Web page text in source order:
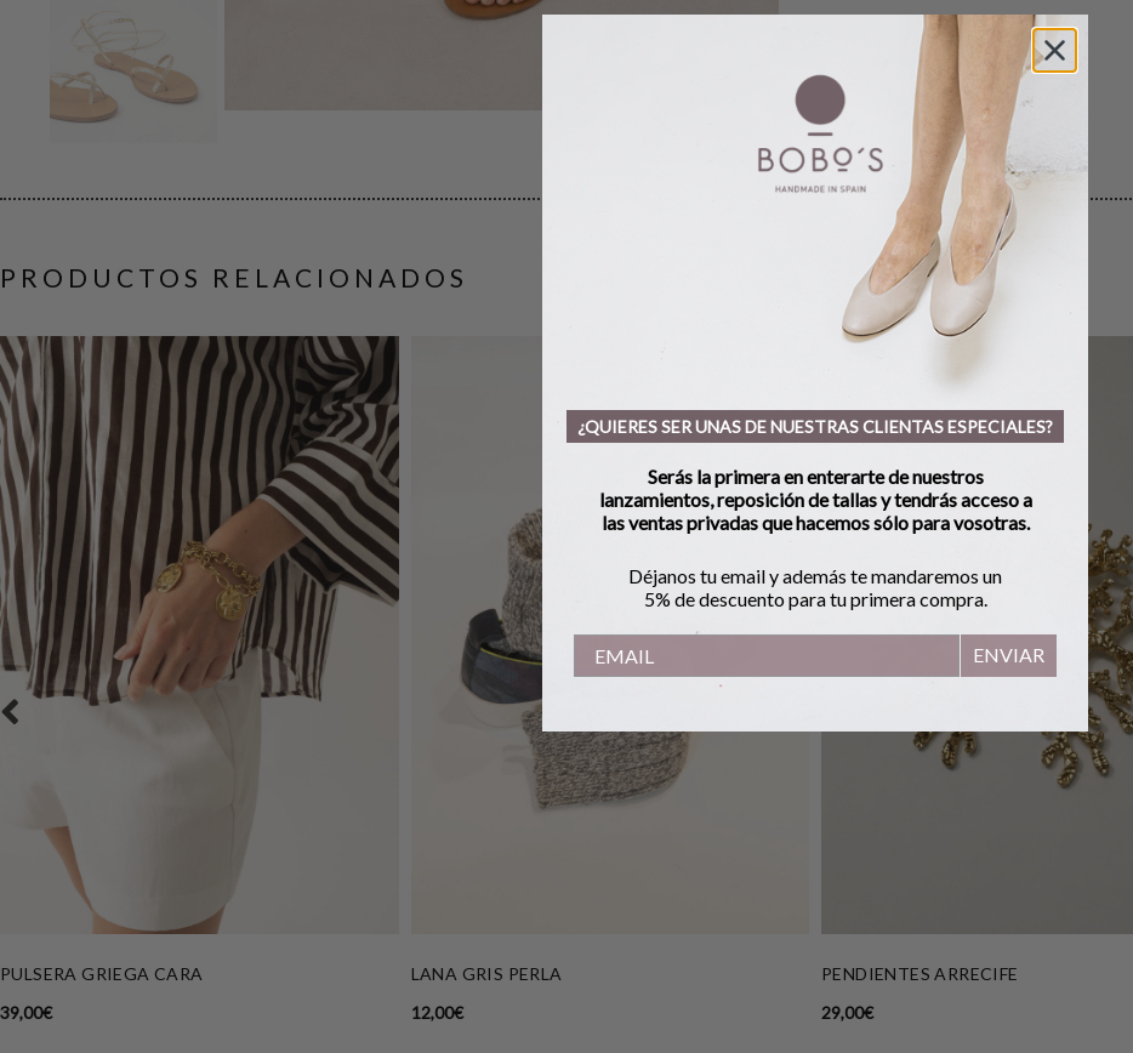
PRODUCTOS RELACIONADOS
PULSERA GRIEGA CARA
39,00€
LANA GRIS PERLA
12,00€
PENDIENTES ARRECIFE
29,00€
¿QUIERES SER UNAS DE NUESTRAS CLIENTAS ESPECIALES?
Serás la primera en enterarte de nuestros
lanzamientos, reposición de tallas y tendrás acceso a
las ventas privadas que hacemos sólo para vosotras.
Déjanos tu email y además te mandaremos un
5% de descuento para tu primera compra.
ENVIAR